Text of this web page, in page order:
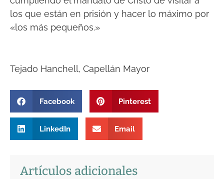
los que están en prisión y hacer lo máximo por
«los más pequeños.»
Tejado Hanchell, Capellán Mayor
Facebook Pinterest
LinkedIn Email
Artículos adicionales